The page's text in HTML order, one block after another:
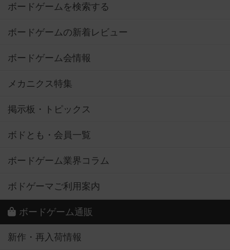
ボードゲームを検索する
ボードゲームの新着レビュー
ボードゲーム会情報
メカニクス特集
掲示板・トピックス
ボドとも・会員一覧
ボードゲーム業界コラム
ボドゲーマご利用案内
ボードゲーム通販
新作・再入荷情報